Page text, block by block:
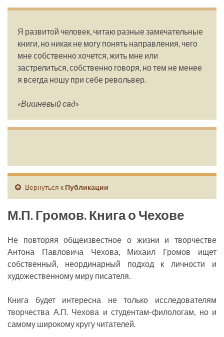
Я развитой человек, читаю разные замечательные
книги, но никак не могу понять направления, чего
мне собственно хочется, жить мне или
застрелиться, собственно говоря, но тем не менее
я всегда ношу при себе револьвер.
«Вишневый сад»
Вернуться к Публикации
М.П. Громов. Книга о Чехове
Не повторяя общеизвестное о жизни и творчестве
Антона Павловича Чехова, Михаил Громов ищет
собственный, неординарный подход к личности и
художественному миру писателя.
Книга будет интересна не только исследователям
творчества А.П. Чехова и студентам-филологам, но и
самому широкому кругу читателей.